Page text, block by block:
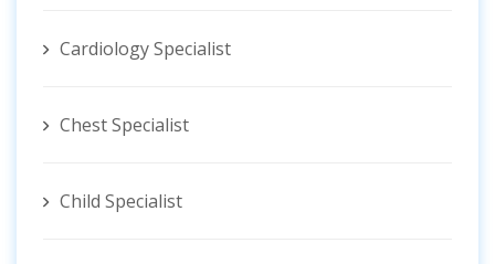
Cardiology Specialist
Chest Specialist
Child Specialist